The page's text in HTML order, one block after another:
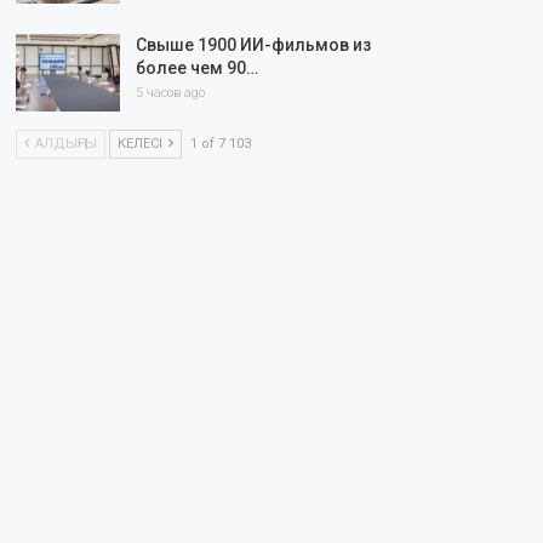
Свыше 1900 ИИ-фильмов из
более чем 90…
5 часов ago
АЛДЫҢҒЫ КЕЛЕСІ 1 of 7 103